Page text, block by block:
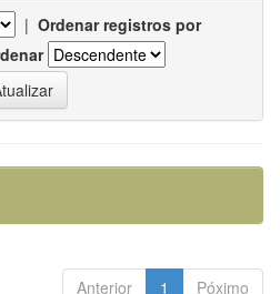
| Ordenar registros por
Anterior 1 Póximo